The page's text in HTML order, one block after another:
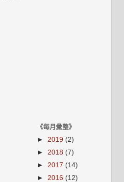
《每月彙整》
► 2019 (2)
► 2018 (7)
► 2017 (14)
► 2016 (12)